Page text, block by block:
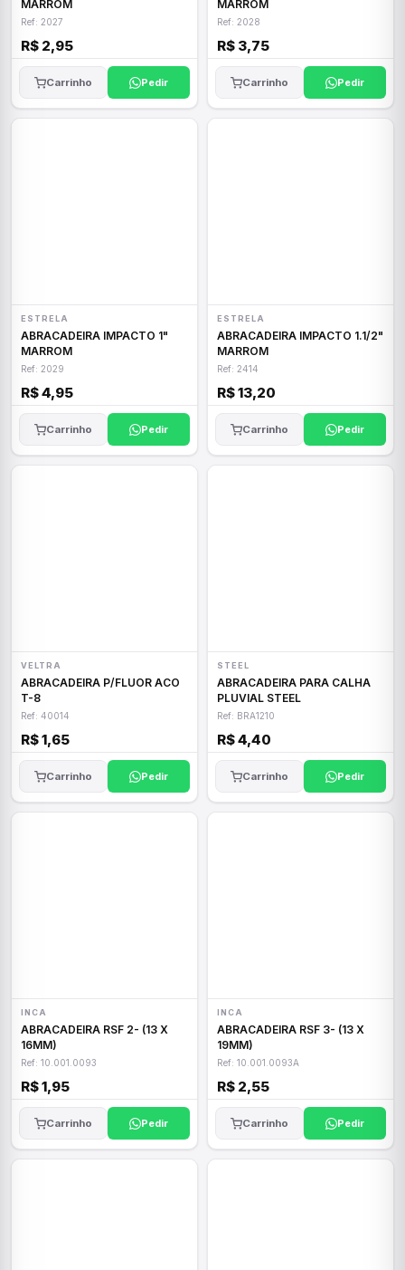
MARROM
Ref: 2027
R$ 2,95
Carrinho Pedir
MARROM
Ref: 2028
R$ 3,75
Carrinho Pedir
ESTRELA
ABRACADEIRA IMPACTO 1"
MARROM
Ref: 2029
R$ 4,95
Carrinho Pedir
ESTRELA
ABRACADEIRA IMPACTO 1.1/2"
MARROM
Ref: 2414
R$ 13,20
Carrinho Pedir
VELTRA
ABRACADEIRA P/FLUOR ACO
T-8
Ref: 40014
R$ 1,65
Carrinho Pedir
STEEL
ABRACADEIRA PARA CALHA
PLUVIAL STEEL
Ref: BRA1210
R$ 4,40
Carrinho Pedir
INCA
ABRACADEIRA RSF 2- (13 X
16MM)
Ref: 10.001.0093
R$ 1,95
Carrinho Pedir
INCA
ABRACADEIRA RSF 3- (13 X
19MM)
Ref: 10.001.0093A
R$ 2,55
Carrinho Pedir